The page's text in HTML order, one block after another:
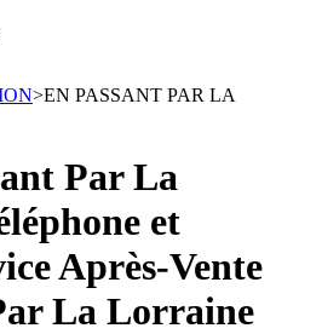
>EN PASSANT PAR LA
Par La
et
Après-Vente
La Lorraine